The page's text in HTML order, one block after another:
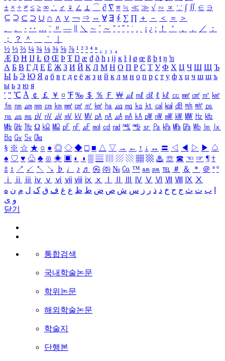
± × ÷ ≠ ≤ ≥ ∞ ∴ ♂ ♀ ∠ ⊥ ⌒ ∂ ∇ ≡ ≒ ≪ ≫ √ ∽ ∝ ∵ ∫ ∬ ∈ ∋
⊆ ⊇ ⊂ ⊃ ∪ ∩ ∧ ∨ ￢ ⇒ ⇔ ∀ ∃ ∮ ∑ ∏ ＋ － ＜ ＝
＞
、
。 · ‥ … ¨ 〃 ― ＼ ∼ ´ ～ ˇ ˘ ˝ ˚ ˙ ¸ ¡ ¿ ː ！ ＇ ， ． ／
：
；
？ ＾ ｀
½ ⅓ ⅔ ¼ ¾ ⅛ ⅜ ⅝ ⅞ ¹ ² ³ ⁴ ⁿ ₁ ₂ ₃ ₄
Æ Ð Ħ Ĳ Ł Ø Œ Þ Ŧ Ŋ æ đ ð ħ ı ĳ ĸ ŀ ł ø œ ß þ ŧ ŋ ŉ
А Б В Г Д Е Ё Ж З И Й К Л М Н О П Р С Т У Ф Х Ц Ч Ш Щ Ъ
Ы Ь Э Ю Я а б в г д е ё ж з и й к л м н о п р с т у ф х ц ч ш щ ъ
ы ь э ю я
′ ″ ℃ Å ￠ ￡ ￥ ¤ ℉ ‰ ＄ ％ Ｆ ￦ ㎕ ㎖ ㎗ ℓ ㎘ ㏄ ㎣ ㎤ ㎥ ㎦
㎙ ㎚ ㎛ ㎜ ㎝ ㎞ ㎟ ㎠ ㎡ ㎢ ㏊ ㎍ ㎎ ㎏ ㏏ ㎈ ㎉ ㏈ ㎧ ㎨ ㎰
㎱ ㎲ ㎳ ㎴ ㎵ ㎶ ㎷ ㎸ ㎹ ㎀ ㎁ ㎂ ㎃ ㎄ ㎺ ㎻ ㎽ ㎾ ㎿ ㎐ ㎑
㎒ ㎓ ㎔ Ω ㏀ ㏁ ㎊ ㎋ ㎌ ㏖ ㏅ ㎭ ㎮ ㎯ ㏛ ㎩ ㎪ ㎫ ㎬ ㏝ ㏐
㏓
㏃ ㏉ ㏜ ㏆
§ ※ ☆ ★ ○ ● ◎ ◇ ◆ □ ■ △ ▽ → ← ↑ ↓ ↔ 〓 ◁ ◀ ▷ ▶ ♤
♠ ♡ ♥ ♧ ♣ ⊙ ◈ ▣ ◐ ◑ ▒ ▤ ▨ ▧ ▦ ▩ ♨ ☏ ☎ ☜ ☞ ¶ †
‡ ↕ ↗ ↙ ↖ ↘ ♭ ♩ ♪ ♬ ㉿ ㈜ № ㏇ ™ ㏂ ㏘ ℡ ＃ ＆ ＊ ＠ ª º
ⅰ
ⅱ ⅲ ⅳ ⅴ ⅵ ⅶ ⅷ ⅸ ⅹ Ⅳ Ⅴ Ⅵ Ⅶ Ⅷ Ⅸ Ⅹ
ب ت ث ج ح خ د ذ ر ز س ش ص ض ط ظ ع غ ف ق ک ل م ن ه
و ی
닫기
통합검색
국내학술논문
학위논문
해외학술논문
학술지
단행본